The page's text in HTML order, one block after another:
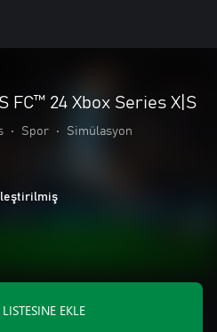
FC™ 24 Xbox Series X|S
• Spor • Simülasyon
LISTESINE EKLE